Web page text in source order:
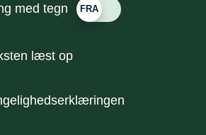
med tegn
læst op